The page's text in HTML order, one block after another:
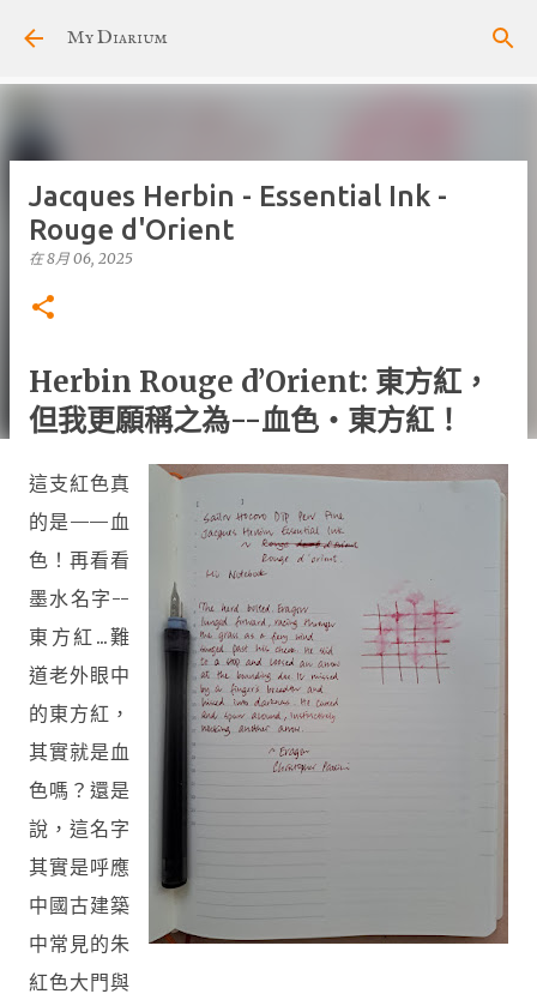
My Diarium
Jacques Herbin - Essential Ink -
Rouge d'Orient
在8月 06, 2025
Herbin Rouge d’Orient: 東方紅，
但我更願稱之為--血色‧東方紅！
這支紅色真
的是—— 血
色！再看看
墨水名字--
東方紅...難
道老外眼中
的東方紅 ，
其實就是血
色嗎？還是
說，這名字
其實是呼應
中國古建築
中常見的朱
紅色大門與